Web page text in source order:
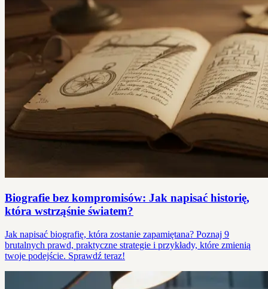
Biografie bez kompromisów: Jak napisać historię,
która wstrząśnie światem?
Jak napisać biografię, która zostanie zapamiętana? Poznaj 9
brutalnych prawd, praktyczne strategie i przykłady, które zmienią
twoje podejście. Sprawdź teraz!